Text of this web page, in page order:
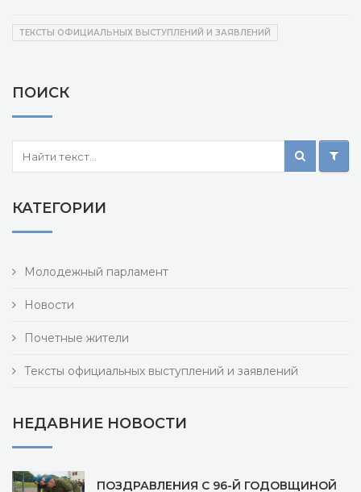
ТЕКСТЫ ОФИЦИАЛЬНЫХ ВЫСТУПЛЕНИЙ И ЗАЯВЛЕНИЙ
ПОИСК
КАТЕГОРИИ
Молодежный парламент
Новости
Почетные жители
Тексты официальных выступлений и заявлений
НЕДАВНИЕ НОВОСТИ
ПОЗДРАВЛЕНИЯ С 96-Й ГОДОВЩИНОЙ